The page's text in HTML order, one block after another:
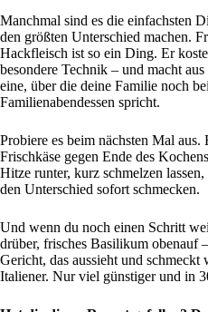
Manchmal sind es die einfachsten
den größten Unterschied machen.
Hackfleisch ist so ein Ding. Er
besondere Technik – und macht
eine, über die deine Familie noch
Familienabendessen spricht.
Probiere es beim nächsten Mal
Frischkäse gegen Ende des
Hitze runter, kurz schmelzen
den Unterschied sofort schmecken.
Und wenn du noch einen Schritt
drüber, frisches Basilikum obenauf
Gericht, das aussieht und schmeckt
Italiener. Nur viel günstiger und in